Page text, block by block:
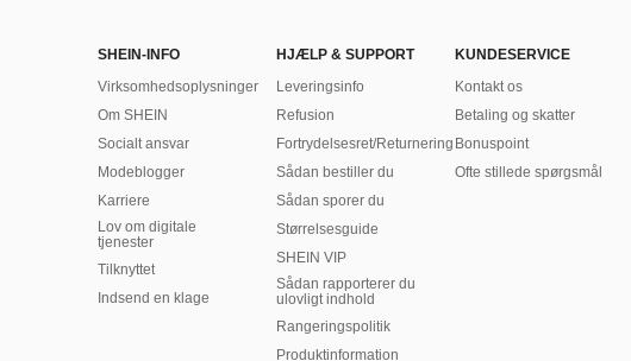
SHEIN-INFO
Virksomhedsoplysninger
Om SHEIN
Socialt ansvar
Modeblogger
Karriere
Lov om digitale
tjenester
Tilknyttet
Indsend en klage
HJÆLP & SUPPORT
Leveringsinfo
Refusion
Fortrydelsesret/Returnering
Sådan bestiller du
Sådan sporer du
Størrelsesguide
SHEIN VIP
Sådan rapporterer du
ulovligt indhold
Rangeringspolitik
​Produktinformation
KUNDESERVICE
Kontakt os
Betaling og skatter
Bonuspoint
Ofte stillede spørgsmål